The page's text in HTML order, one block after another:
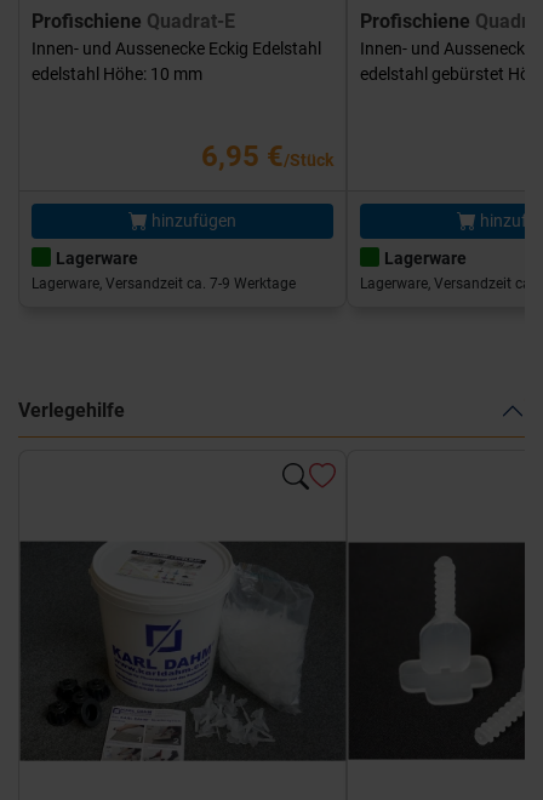
Profischiene Quadrat-E
Innen- und Aussenecke Eckig Edelstahl
edelstahl Höhe: 10 mm
6,95 €/Stück
hinzufügen
Lagerware
Lagerware, Versandzeit ca. 7-9 Werktage
Profischiene
Innen- und Aussenecke
edelstahl gebürstet
Lagerware
Lagerware, Versandzeit ca.
Verlegehilfe